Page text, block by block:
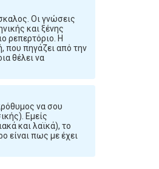
Οι γνώσεις
και ξένης
ρεπερτόριο. Η
που πηγάζει από την
θέλει να
να σου
Εμείς
και λαϊκά), το
είναι πως με έχει